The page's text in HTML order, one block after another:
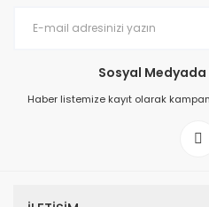
Prime ArtDECO Duvar Kağıdı
199,00 TL
Sosyal Medyada
Haber listemize kayıt olarak